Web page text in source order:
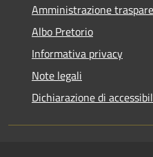
Amministrazione
Albo Pretorio
Informativa privacy
Note legali
Dichiarazione di